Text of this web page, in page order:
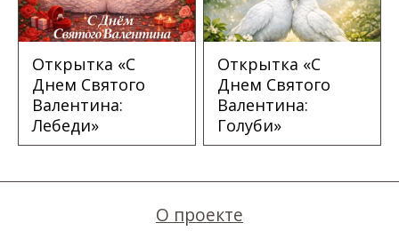
Открытка «С
Днем Святого
Валентина:
Лебеди»
Открытка «С
Днем Святого
Валентина:
Голуби»
О проекте